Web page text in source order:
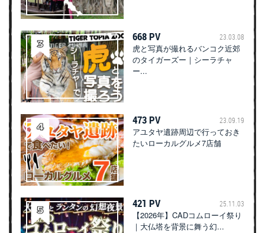
668 PV 23.03.08
虎と写真が撮れるバンコク近郊
のタイガーズー｜シーラチャ
ー...
473 PV 23.09.19
アユタヤ遺跡周辺で行っておき
たいローカルグルメ7店舗
421 PV 25.11.03
【2026年】CADコムローイ祭り
｜大仏塔を背景に舞う幻...